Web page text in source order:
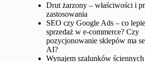
Drut żarzony – właściwości i
zastosowania
SEO czy Google Ads – co
sprzedaż w e-commerce? Czy
pozycjonowanie sklepów ma
AI?
Wynajem szalunków